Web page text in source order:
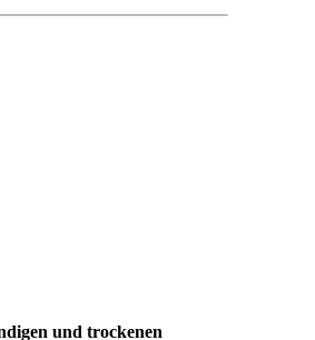
und trockenen